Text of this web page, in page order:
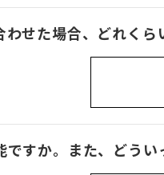
せた場合、どれくら
すか。また、どうい